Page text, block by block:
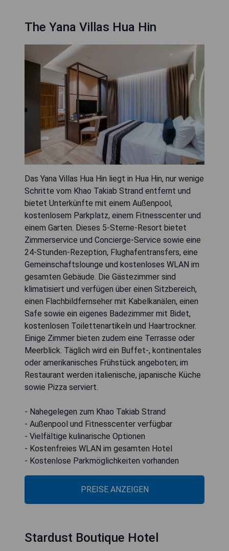
The Yana Villas Hua Hin
Das Yana Villas Hua Hin liegt in Hua Hin, nur wenige
Schritte vom Khao Takiab Strand entfernt und
bietet Unterkünfte mit einem Außenpool,
kostenlosem Parkplatz, einem Fitnesscenter und
einem Garten. Dieses 5-Sterne-Resort bietet
Zimmerservice und Concierge-Service sowie eine
24-Stunden-Rezeption, Flughafentransfers, eine
Gemeinschaftslounge und kostenloses WLAN im
gesamten Gebäude. Die Gästezimmer sind
klimatisiert und verfügen über einen Sitzbereich,
einen Flachbildfernseher mit Kabelkanälen, einen
Safe sowie ein eigenes Badezimmer mit Bidet,
kostenlosen Toilettenartikeln und Haartrockner.
Einige Zimmer bieten zudem eine Terrasse oder
Meerblick. Täglich wird ein Buffet-, kontinentales
oder amerikanisches Frühstück angeboten; im
Restaurant werden italienische, japanische Küche
sowie Pizza serviert.
- Nahegelegen zum Khao Takiab Strand
- Außenpool und Fitnesscenter verfügbar
- Vielfältige kulinarische Optionen
- Kostenfreies WLAN im gesamten Hotel
- Kostenlose Parkmöglichkeiten vorhanden
PREISE ANZEIGEN
Stardust Boutique Hotel